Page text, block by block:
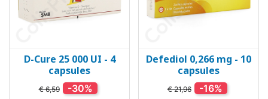
D-Cure 25 000 UI - 4
capsules
€ 6,59 -30%
Defediol 0,266 mg - 10
capsules
€ 21,96 -16%